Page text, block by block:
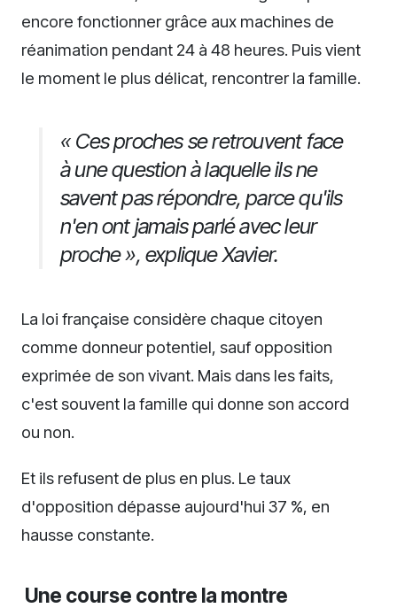
encore fonctionner grâce aux machines de
réanimation pendant 24 à 48 heures. Puis vient
le moment le plus délicat, rencontrer la famille.
« Ces proches se retrouvent face
à une question à laquelle ils ne
savent pas répondre, parce qu'ils
n'en ont jamais parlé avec leur
proche », explique Xavier.
La loi française considère chaque citoyen
comme donneur potentiel, sauf opposition
exprimée de son vivant. Mais dans les faits,
c'est souvent la famille qui donne son accord
ou non.
Et ils refusent de plus en plus. Le taux
d'opposition dépasse aujourd'hui 37 %, en
hausse constante.
Une course contre la montre